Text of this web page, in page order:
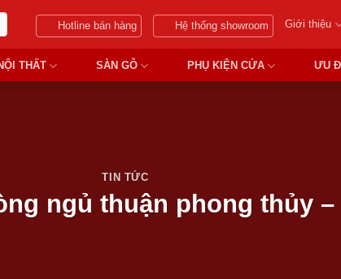
Hotline bán hàng Hệ thống showroom Giới thiệu
THẤT SÀN GỖ PHỤ KIỆN CỬA ƯU
TIN TỨC
ngủ thuận phong thủy